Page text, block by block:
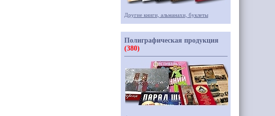
Другие книги, альманахи, буклеты
Полиграфическая продукция
(380)